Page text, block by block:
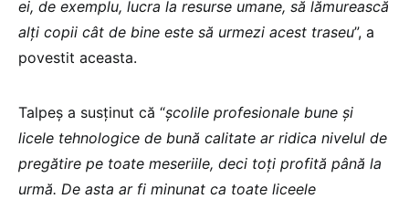
ei, de exemplu, lucra la resurse umane, să lămurească
alți copii cât de bine este să urmezi acest traseu”, a
povestit aceasta.
Talpeș a susținut că “școlile profesionale bune și
licele tehnologice de bună calitate ar ridica nivelul de
pregătire pe toate meseriile, deci toți profită până la
urmă. De asta ar fi minunat ca toate liceele